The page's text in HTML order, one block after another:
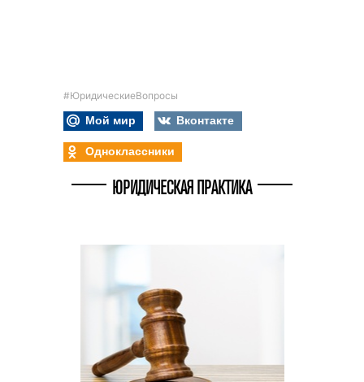
#ЮридическиеВопросы
Мой мир
Вконтакте
Одноклассники
ЮРИДИЧЕСКАЯ ПРАКТИКА